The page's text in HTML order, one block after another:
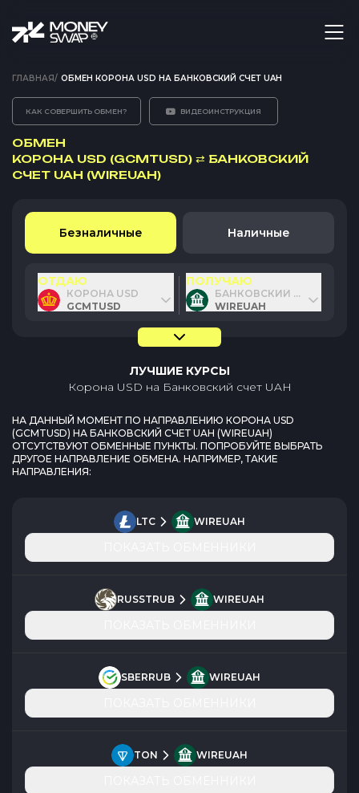
ГЛАВНАЯ/ ОБМЕН КОРОНА USD НА БАНКОВСКИЙ СЧЕТ UAH
КАК СОВЕРШИТЬ ОБМЕН? ВИДЕОИНСТРУКЦИЯ
ОБМЕН
КОРОНА USD (GCMTUSD) ⇄ БАНКОВСКИЙ
СЧЕТ UAH (WIREUAH)
Безналичные Наличные
ОТДАЮ
КОРОНА USD
GCMTUSD
ПОЛУЧАЮ
БАНКОВСКИЙ СЧЕТ UAH
WIREUAH
ЛУЧШИЕ КУРСЫ
Корона USD на Банковский счет UAH
НА ДАННЫЙ МОМЕНТ ПО НАПРАВЛЕНИЮ КОРОНА USD
(GCMTUSD) НА БАНКОВСКИЙ СЧЕТ UAH (WIREUAH)
ОТСУТСТВУЮТ ОБМЕННЫЕ ПУНКТЫ. ПОПРОБУЙТЕ ВЫБРАТЬ
ДРУГОЕ НАПРАВЛЕНИЕ ОБМЕНА. НАПРИМЕР, ТАКИЕ
НАПРАВЛЕНИЯ:
LTC WIREUAH
RUSSTRUB WIREUAH
SBERRUB WIREUAH
TON WIREUAH